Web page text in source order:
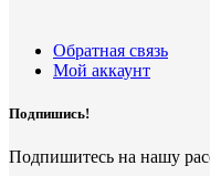
Обратная связь
Мой аккаунт
Подпишись!
Подпишитесь на нашу